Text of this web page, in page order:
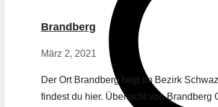
Brandberg
März 2, 2021
Der Ort Brandberg liegt im Bezirk
findest du hier. Übersicht von Brandberg